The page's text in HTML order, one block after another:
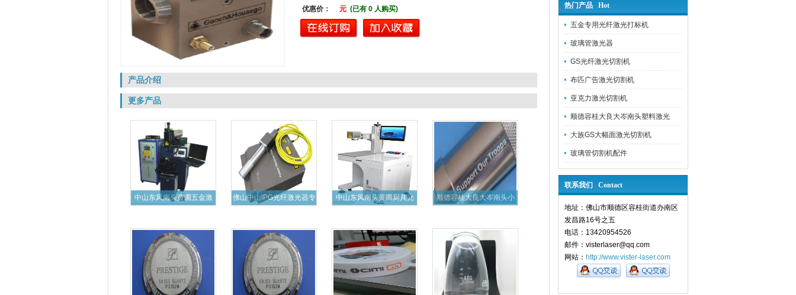
热门产品 Hot
五金专用光纤激光打标机
玻璃管激光器
GS光纤激光切割机
布匹广告激光切割机
亚克力激光切割机
顺德容桂大良大岑南头塑料激光
大族GS大幅面激光切割机
玻璃管切割机配件
联系我们 Contact
地址：佛山市顺德区容桂街道办南区
发昌路16号之五
电话：13420954526
邮件：visterlaser@qq.com
网站： http://www.vister-laser.com
优惠价： 元 (已有 0 人购买)
产品介绍
更多产品
中山东凤南头黄圃五金激
佛山中山IPG光纤激光器专
中山东凤南头黄圃厨具光
顺德容桂大良大岑南头小